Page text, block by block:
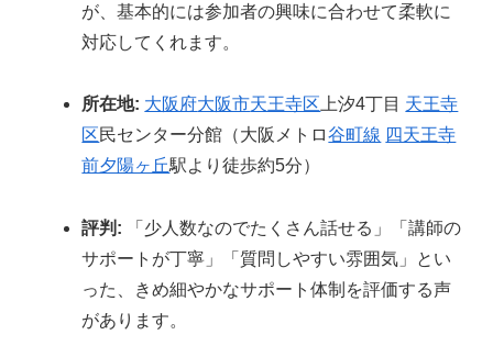
が、基本的には参加者の興味に合わせて柔軟に
対応してくれます。
所在地: 大阪府大阪市天王寺区 上汐4丁目 天王寺
区民センター分館（大阪メトロ谷町線 四天王寺
前夕陽ヶ丘駅より徒歩約5分）
評判: 「少人数なのでたくさん話せる」「講師の
サポートが丁寧」「質問しやすい雰囲気」とい
った、きめ細やかなサポート体制を評価する声
があります。